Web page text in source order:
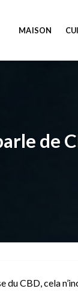
MAISON
de
du CBD, cela